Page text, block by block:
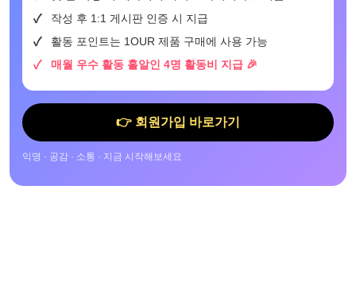
작성 후 1:1 게시판 인증 시 지급
활동 포인트는 1OUR 제품 구매에 사용 가능
매월 우수 활동 홀알인 4명 활동비 지급 🎉
👉 회원가입 바로가기
익명 · 공감 · 소통 · 지금 시작해보세요